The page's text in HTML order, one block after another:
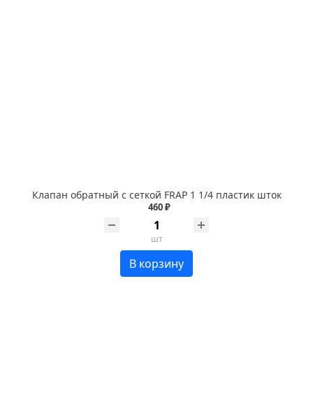
Клапан обратный с сеткой FRAP 1 1/4 пластик шток
460 ₽
шт
В корзину